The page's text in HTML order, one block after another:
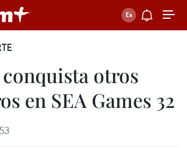
otros
en SEA Games 32